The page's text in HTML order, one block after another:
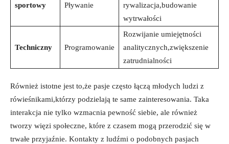
sportowy Pływanie
rywalizacja,budowanie
wytrwałości
Techniczny Programowanie
Rozwijanie umiejętności
analitycznych,zwiększenie
zatrudnialności
Również istotne jest to,że pasje‍ często łączą młodych ludzi‌ z
rówieśnikami,którzy podzielają te same zainteresowania. Taka
interakcja nie ⁤tylko wzmacnia pewność siebie, ale​ również
tworzy więzi społeczne, które z czasem mogą przerodzić ‌się w
trwałe przyjaźnie. Kontakty z ludźmi o‌ podobnych pasjach⁣